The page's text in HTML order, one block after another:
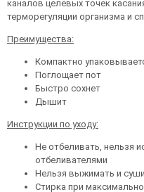
каналов целевых точек
терморегуляции организма и
Преимущества:
Компактно
Поглощает пот
Быстро сохнет
Дышит
Инструкции по уходу:
Не отбеливать, нельзя
отбеливателями
Нельзя выжимать и
Стирка при